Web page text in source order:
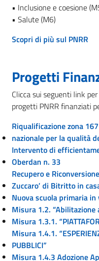
• Inclusione e coesione
• Salute (M6)
Scopri di più sul PNRR
Progetti
Clicca sui seguenti link
progetti PNRR finanziati
Riqualificazione zona
nazionale per la qualità
Intervento di
Oberdan n. 33
Recupero e
Zuccaro’ di Bitritto in
Nuova scuola primaria
Misura 1.2. “Abilitazione
Misura 1.3.1.
Misura 1.4.1.
PUBBLICI”
Misura 1.4.3 Adozione